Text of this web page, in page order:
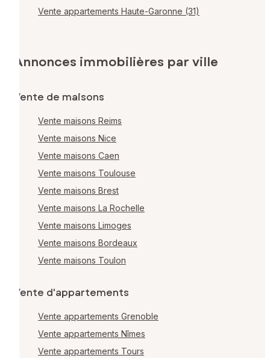
Vente appartements Haute-Garonne (31)
Annonces immobilières par ville
Vente de maisons
Vente maisons Reims
Vente maisons Nice
Vente maisons Caen
Vente maisons Toulouse
Vente maisons Brest
Vente maisons La Rochelle
Vente maisons Limoges
Vente maisons Bordeaux
Vente maisons Toulon
Vente d'appartements
Vente appartements Grenoble
Vente appartements Nîmes
Vente appartements Tours